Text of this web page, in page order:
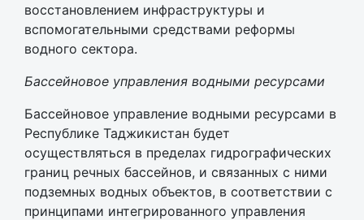
восстановлением инфраструктуры и
вспомогательными средствами реформы
водного сектора.
Бассейновое управления водными ресурсами
Бассейновое управление водными ресурсами в
Республике Таджикистан будет
осуществляться в пределах гидрографических
границ речных бассейнов, и связанных с ними
подземных водных объектов, в соответствии с
принципами интегрированного управления